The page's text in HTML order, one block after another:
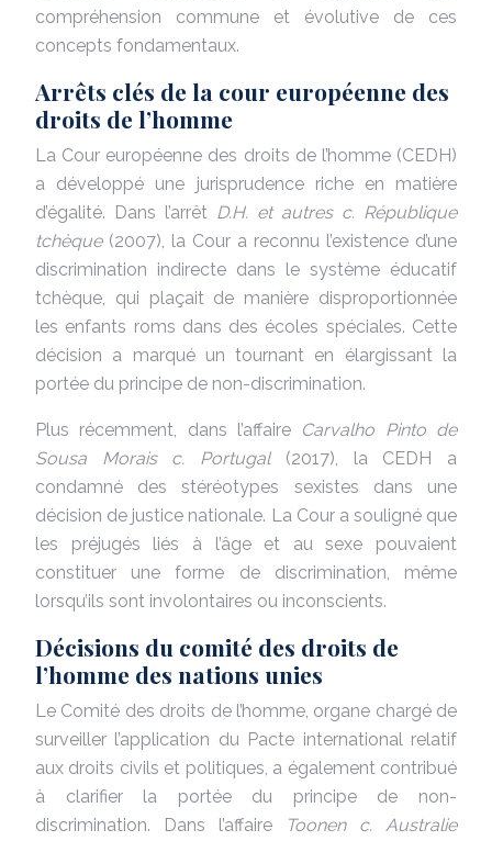
compréhension commune et évolutive de ces
concepts fondamentaux.
Arrêts clés de la cour européenne des
droits de l’homme
La Cour européenne des droits de l’homme (CEDH)
a développé une jurisprudence riche en matière
d’égalité. Dans l’arrêt D.H. et autres c. République
tchèque (2007), la Cour a reconnu l’existence d’une
discrimination indirecte dans le système éducatif
tchèque, qui plaçait de manière disproportionnée
les enfants roms dans des écoles spéciales. Cette
décision a marqué un tournant en élargissant la
portée du principe de non-discrimination.
Plus récemment, dans l’affaire Carvalho Pinto de
Sousa Morais c. Portugal (2017), la CEDH a
condamné des stéréotypes sexistes dans une
décision de justice nationale. La Cour a souligné que
les préjugés liés à l’âge et au sexe pouvaient
constituer une forme de discrimination, même
lorsqu’ils sont involontaires ou inconscients.
Décisions du comité des droits de
l’homme des nations unies
Le Comité des droits de l’homme, organe chargé de
surveiller l’application du Pacte international relatif
aux droits civils et politiques, a également contribué
à clarifier la portée du principe de non-
discrimination. Dans l’affaire
Toonen c. Australie